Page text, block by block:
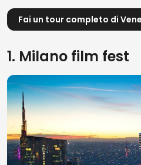
Fai un tour completo di
1. Milano film fest